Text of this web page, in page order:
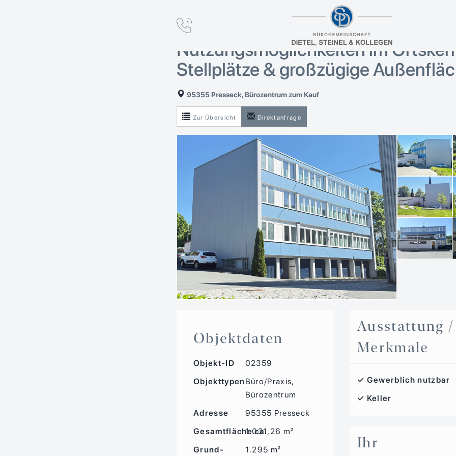
Hochwertige, repräsentative
Gewerbeimmobilie mit vielseitigen
Nutzungsmöglichkeiten im
Stellplätze & großzügige
95355 Presseck, Bürozentrum zum Kauf
Zur Übersicht Direktanfrage
Ausstattung /
Merkmale
✓ Gewerblich nutzbar
✓ Keller
Ihr
Objektdaten
Objekt-ID
02359
ObjekttypenBüro/Praxis,
Bürozentrum
Adresse
95355 Presseck
Gesamtfläche ca.1.031,26 m²
Grund­
1.295 m²